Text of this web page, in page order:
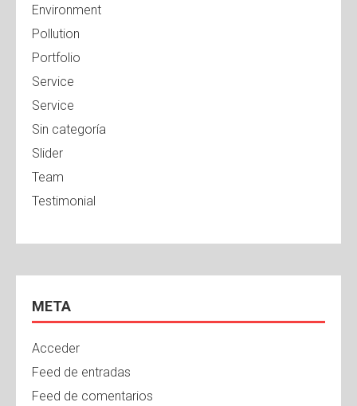
Environment
Pollution
Portfolio
Service
Service
Sin categoría
Slider
Team
Testimonial
META
Acceder
Feed de entradas
Feed de comentarios